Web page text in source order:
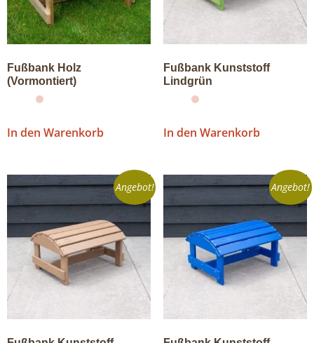
Fußbank Holz
(Vormontiert)
In den Warenkorb
Fußbank Kunststoff
Lindgrün
In den Warenkorb
Angebot! Angebot!